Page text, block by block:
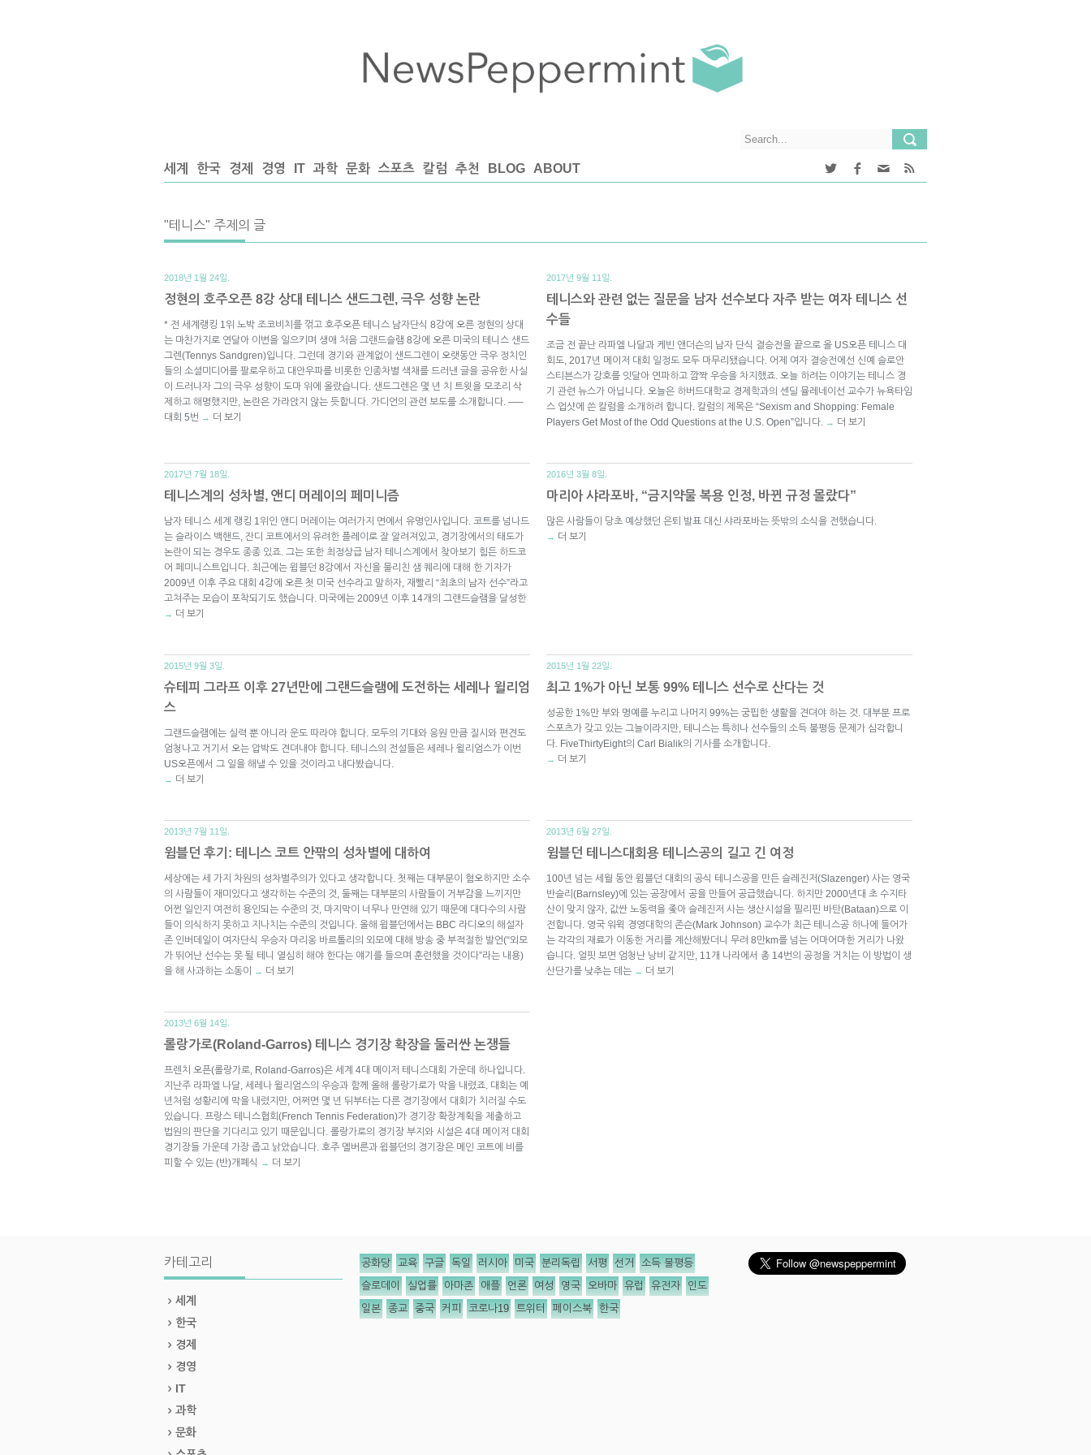
세계 한국 경제 경영 IT 과학 문화 스포츠 칼럼 추천 BLOG ABOUT
"테니스" 주제의 글
2018년 1월 24일.
정현의 호주오픈 8강 상대 테니스 샌드그렌, 극우 성향 논란
* 전 세계랭킹 1위 노박 조코비치를 꺾고 호주오픈 테니스 남자단식 8강에 오른 정현의 상대
는 마찬가지로 연달아 이변을 일으키며 생애 처음 그랜드슬램 8강에 오른 미국의 테니스 샌드
그렌(Tennys Sandgren)입니다. 그런데 경기와 관계없이 샌드그렌이 오랫동안 극우 정치인
들의 소셜미디어를 팔로우하고 대안우파를 비롯한 인종차별 색채를 드러낸 글을 공유한 사실
이 드러나자 그의 극우 성향이 도마 위에 올랐습니다. 샌드그렌은 몇 년 치 트윗을 모조리 삭
제하고 해명했지만, 논란은 가라앉지 않는 듯합니다. 가디언의 관련 보도를 소개합니다. —–
대회 5번 → 더 보기
2017년 9월 11일.
테니스와 관련 없는 질문을 남자 선수보다 자주 받는 여자 테니스 선
수들
조금 전 끝난 라파엘 나달과 케빈 앤더슨의 남자 단식 결승전을 끝으로 올 US오픈 테니스 대
회도, 2017년 메이저 대회 일정도 모두 마무리됐습니다. 어제 여자 결승전에선 신예 슬로안
스티븐스가 강호를 잇달아 연파하고 깜짝 우승을 차지했죠. 오늘 하려는 이야기는 테니스 경
기 관련 뉴스가 아닙니다. 오늘은 하버드대학교 경제학과의 센딜 뮬레네이선 교수가 뉴욕타임
스 업샷에 쓴 칼럼을 소개하려 합니다. 칼럼의 제목은 “Sexism and Shopping: Female
Players Get Most of the Odd Questions at the U.S. Open”입니다. → 더 보기
2017년 7월 18일.
테니스계의 성차별, 앤디 머레이의 페미니즘
남자 테니스 세계 랭킹 1위인 앤디 머레이는 여러가지 면에서 유명인사입니다. 코트를 넘나드
는 슬라이스 백핸드, 잔디 코트에서의 유려한 플레이로 잘 알려져있고, 경기장에서의 태도가
논란이 되는 경우도 종종 있죠. 그는 또한 최정상급 남자 테니스계에서 찾아보기 힘든 하드코
어 페미니스트입니다. 최근에는 윔블던 8강에서 자신을 물리친 샘 퀘리에 대해 한 기자가
2009년 이후 주요 대회 4강에 오른 첫 미국 선수라고 말하자, 재빨리 “최초의 남자 선수”라고
고쳐주는 모습이 포착되기도 했습니다. 미국에는 2009년 이후 14개의 그랜드슬램을 달성한
→ 더 보기
2016년 3월 8일.
마리아 샤라포바, “금지약물 복용 인정, 바뀐 규정 몰랐다”
많은 사람들이 당초 예상했던 은퇴 발표 대신 샤라포바는 뜻밖의 소식을 전했습니다.
→ 더 보기
2015년 9월 3일.
슈테피 그라프 이후 27년만에 그랜드슬램에 도전하는 세레나 윌리엄
스
그랜드슬램에는 실력 뿐 아니라 운도 따라야 합니다. 모두의 기대와 응원 만큼 질시와 편견도
엄청나고 거기서 오는 압박도 견뎌내야 합니다. 테니스의 전설들은 세레나 윌리엄스가 이번
US오픈에서 그 일을 해낼 수 있을 것이라고 내다봤습니다.
→ 더 보기
2015년 1월 22일.
최고 1%가 아닌 보통 99% 테니스 선수로 산다는 것
성공한 1%만 부와 명예를 누리고 나머지 99%는 궁핍한 생활을 견뎌야 하는 것. 대부분 프로
스포츠가 갖고 있는 그늘이라지만, 테니스는 특히나 선수들의 소득 불평등 문제가 심각합니
다. FiveThirtyEight의 Carl Bialik의 기사를 소개합니다.
→ 더 보기
2013년 7월 11일.
윔블던 후기: 테니스 코트 안팎의 성차별에 대하여
세상에는 세 가지 차원의 성차별주의가 있다고 생각합니다. 첫째는 대부분이 혐오하지만 소수
의 사람들이 재미있다고 생각하는 수준의 것, 둘째는 대부분의 사람들이 거부감을 느끼지만
어쩐 일인지 여전히 용인되는 수준의 것, 마지막이 너무나 만연해 있기 때문에 대다수의 사람
들이 의식하지 못하고 지나치는 수준의 것입니다. 올해 윔블던에서는 BBC 라디오의 해설자
존 인버데일이 여자단식 우승자 마리옹 바르톨리의 외모에 대해 방송 중 부적절한 발언(“외모
가 뛰어난 선수는 못 될 테니 열심히 해야 한다는 얘기를 들으며 훈련했을 것이다”라는 내용)
을 해 사과하는 소동이
→ 더 보기
2013년 6월 27일.
윔블던 테니스대회용 테니스공의 길고 긴 여정
100년 넘는 세월 동안 윔블던 대회의 공식 테니스공을 만든 슬레진저(Slazenger) 사는 영국
반슬리(Barnsley)에 있는 공장에서 공을 만들어 공급했습니다. 하지만 2000년대 초 수지타
산이 맞지 않자, 값싼 노동력을 좇아 슬레진저 사는 생산시설을 필리핀 바탄(Bataan)으로 이
전합니다. 영국 워윅 경영대학의 존슨(Mark Johnson) 교수가 최근 테니스공 하나에 들어가
는 각각의 재료가 이동한 거리를 계산해봤더니 무려 8만km를 넘는 어마어마한 거리가 나왔
습니다. 얼핏 보면 엄청난 낭비 같지만, 11개 나라에서 총 14번의 공정을 거치는 이 방법이 생
산단가를 낮추는 데는 → 더 보기
2013년 6월 14일.
롤랑가로(Roland-Garros) 테니스 경기장 확장을 둘러싼 논쟁들
프렌치 오픈(롤랑가로, Roland-Garros)은 세계 4대 메이저 테니스대회 가운데 하나입니다.
지난주 라파엘 나달, 세레나 윌리엄스의 우승과 함께 올해 롤랑가로가 막을 내렸죠. 대회는 예
년처럼 성황리에 막을 내렸지만, 어쩌면 몇 년 뒤부터는 다른 경기장에서 대회가 치러질 수도
있습니다. 프랑스 테니스협회(French Tennis Federation)가 경기장 확장계획을 제출하고
법원의 판단을 기다리고 있기 때문입니다. 롤랑가로의 경기장 부지와 시설은 4대 메이저 대회
경기장들 가운데 가장 좁고 낡았습니다. 호주 멜버른과 윔블던의 경기장은 메인 코트에 비를
피할 수 있는 (반)개폐식 → 더 보기
카테고리
세계
한국
경제
경영
IT
과학
문화
공화당 교육 구글 독일 러시아 미국 분리독립 서평 선거 소득 불평등
슬로데이 실업률 아마존 애플 언론 여성 영국 오바마 유럽 유전자 인도
일본 종교 중국 커피 코로나19 트위터 페이스북 한국